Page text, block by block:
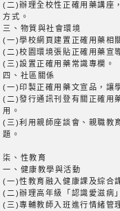
(二)辦理全校性正確用藥講座
方式。
三、物質與社會環境
(一)學校網頁建置正確用藥相
(二)校園環境張貼正確用藥宣
(三)設置正確用藥常識專欄。
四、社區關係
(一)印製正確用藥文宣品，讓
(二)發行通訊刊登有關正確用
用。
(三)利用親師座談會、親職教
題。
柒、性教育
一、健康教學與活動
(一)性教育融入健康課及綜合
(二)辦理高年級「認識愛滋病
(三)專輔教師入班進行情緒管